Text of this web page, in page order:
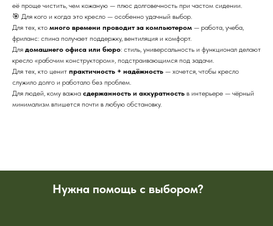
её проще чистить, чем кожаную — плюс долговечность при частом сидении.
🎯 Для кого и когда это кресло — особенно удачный выбор.
Для тех, кто много времени проводит за компьютером — работа, учеба,
фриланс: спина получает поддержку, вентиляция и комфорт.
Для домашнего офиса или бюро: стиль, универсальность и функционал делают
кресло «рабочим конструктором», подстраивающимся под задачи.
Для тех, кто ценит практичность + надёжность — хочется, чтобы кресло
служило долго и работало без проблем.
Для людей, кому важна сдержанность и аккуратность в интерьере — чёрный
минимализм впишется почти в любую обстановку.
Нужна помощь с выбором?